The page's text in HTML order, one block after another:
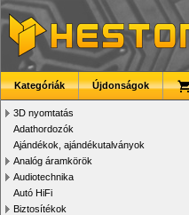
Kategóriák Újdonságok
3D nyomtatás
Adathordozók
Ajándékok, ajándékutalványok
Analóg áramkörök
Audiotechnika
Autó HiFi
Biztosítékok